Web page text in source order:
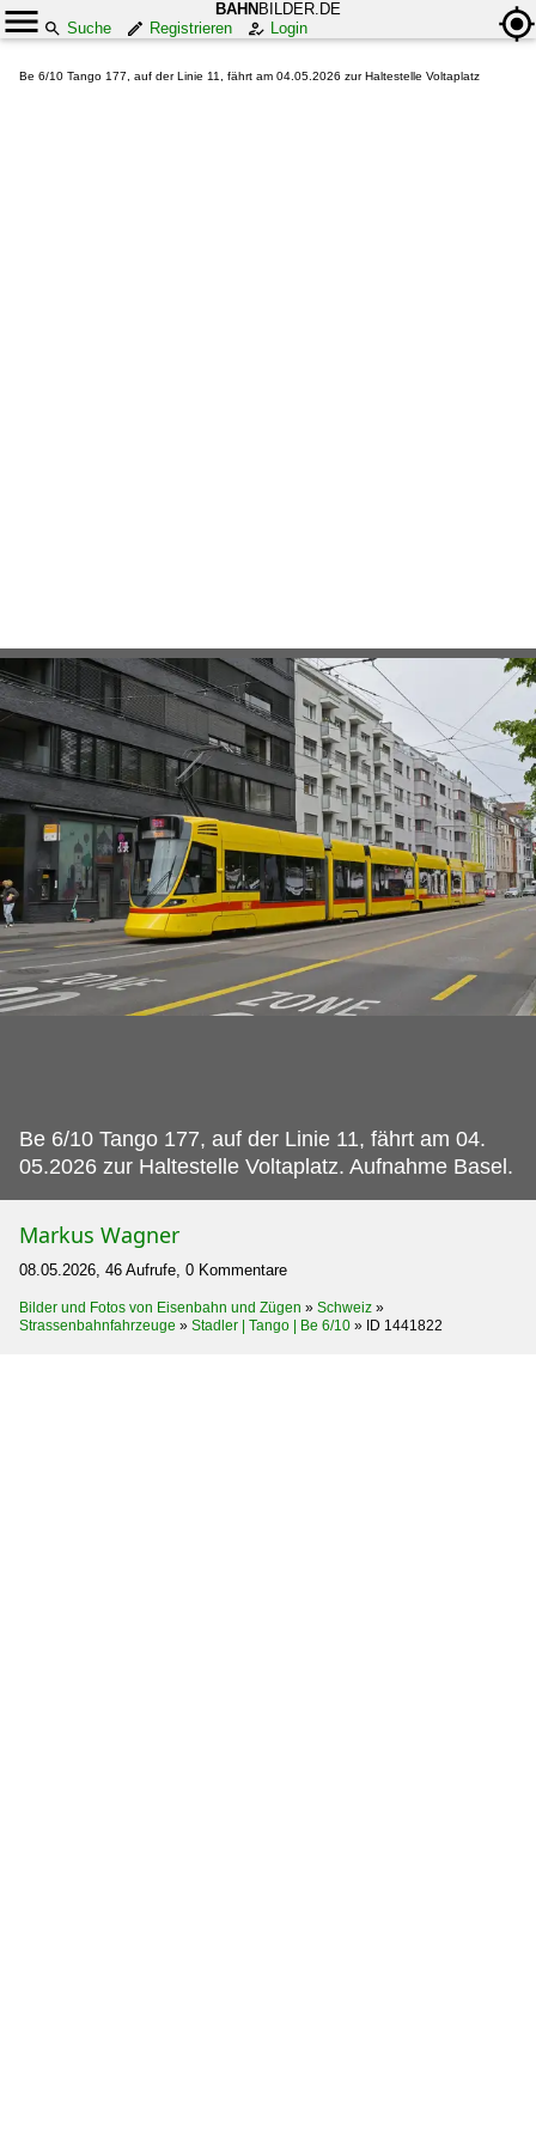
BAHN BILDER.DE
Suche
Registrieren Login
Be 6/10 Tango 177, auf der Linie 11, fährt am 04.05.2026 zur Haltestelle Voltaplatz
Be 6/10 Tango 177, auf der Linie 11, fährt am 04.
05.2026 zur Haltestelle Voltaplatz. Aufnahme Basel.
Markus Wagner
08.05.2026, 46 Aufrufe, 0 Kommentare
Bilder und Fotos von Eisenbahn und Zügen » Schweiz »
Strassenbahnfahrzeuge » Stadler | Tango | Be 6/10 » ID 1441822